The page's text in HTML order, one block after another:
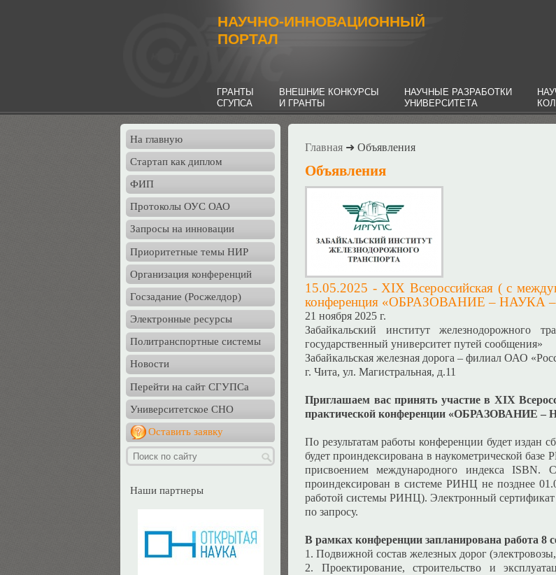
НАУЧНО-ИННОВАЦИОННЫЙ
ПОРТАЛ
ГРАНТЫ
СГУПСА
ВНЕШНИЕ КОНКУРСЫ
И ГРАНТЫ
НАУЧНЫЕ РАЗРАБОТКИ
УНИВЕРСИТЕТА
На главную
Стартап как диплом
ФИП
Протоколы ОУС ОАО
Запросы на инновации
Приоритетные темы НИР
Организация конференций
Госзадание (Росжелдор)
Электронные ресурсы
Политранспортные системы
Новости
Перейти на сайт СГУПСа
Университетское СНО
Оставить заявку
Наши партнеры
Главная ➜ Объявления
Объявления
15.05.2025 - XIX Всероссийская ( с
конференция «ОБРАЗОВАНИЕ –
21 ноября 2025 г.
Забайкальский институт
государственный университет путей сообщения»
Забайкальская железная дорога – филиал ОАО
г. Чита, ул. Магистральная, д.11
Приглашаем вас принять участие в XIX
практической конференции «ОБРАЗОВАНИЕ
По результатам работы конференции будет издан
будет проиндексирована в наукометрической
присвоением международного индекса
проиндексирован в системе РИНЦ не позднее
работой системы РИНЦ). Электронный сертификат
по запросу.
В рамках конференции запланирована работа 8
1. Подвижной состав железных дорог
2. Проектирование, строительство и